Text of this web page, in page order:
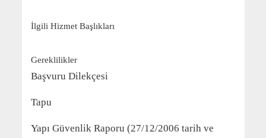
İlgili Hizmet Başlıkları
Gereklilikler
Başvuru Dilekçesi
Tapu
Yapı Güvenlik Raporu (27/12/2006 tarih ve